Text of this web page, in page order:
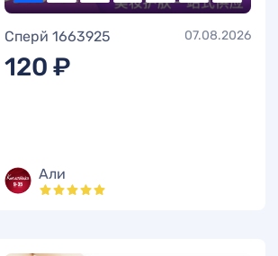
Сперй 1663925 07.08.2026
120 ₽
Али